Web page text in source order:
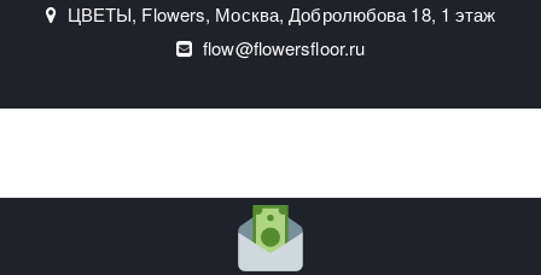
ЦВЕТЫ, Flowers, Москва,Добролюбова 18, 1 этаж
flow@flowersfloor.ru